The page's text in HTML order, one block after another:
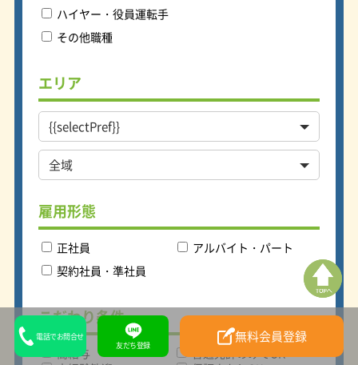
ハイヤー・役員運転手
その他職種
エリア
雇用形態
正社員
アルバイト・パート
契約社員・準社員
こだわり条件
高給与
普通免許のみでOK
電話でお問合せ
友だち登録
無料会員登録